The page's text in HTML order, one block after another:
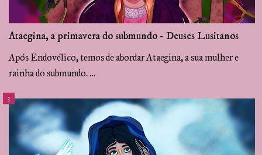
Ataegina, a primavera do submundo - Deuses Lusitanos
Após Endovélico, temos de abordar Ataegina, a sua mulher e
rainha do submundo. …